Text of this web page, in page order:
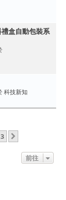
盒自動包裝系
科技新知
3
前往